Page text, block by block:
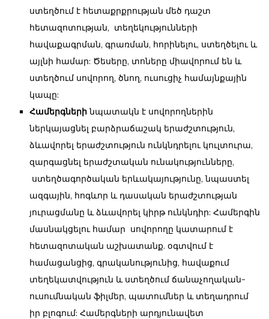
ստեղծում է հետաքրքրության մեծ դաշտ
հետազոտության, տեղեկությունների
հավաքագրման, գրառման, հորինելու, ստեղծելու և
այլնի համար: Ծեսերը, տոները միավորում են և
ստեղծում սովորող, ծնող, ուսուցիչ համայնքային
կապը:
Համերգներինպատակն է սովորողներին
ներկայացնել բարձրաճաշակ երաժշտություն,
ձևավորել երաժշտություն ունկնդրելու կուլտուրա,
զարգացնել երաժշտական ունակությունները,
ստեղծագործական երևակայությունը, նպաստել
ազգային, հոգևոր և դասական երաժշտության
յուրացմանը և ձևավորել կիրթ ունկնդիր: Համերգին
մասնակցելու համար սովորողը կատարում է
հետազոտական աշխատանք. օգտվում է
համացանցից, գրականությունից, հավաքում
տեղեկատվություն և ստեղծում ճանաչողական-
ուսումնական ֆիլմեր, պատումներ և տեղադրում
իր բլոգում: Համերգների արդյունավետ